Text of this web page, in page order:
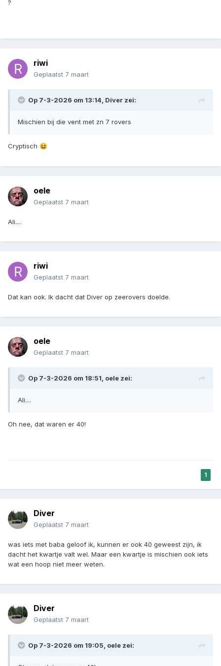
?
riwi
Geplaatst 7 maart
Op 7-3-2026 om 13:14, Diver zei:
Mischien bij die vent met zn 7 rovers
Cryptisch 😆
oele
Geplaatst 7 maart
Ali....
riwi
Geplaatst 7 maart
Dat kan ook. Ik dacht dat Diver op zeerovers doelde.
oele
Geplaatst 7 maart
Op 7-3-2026 om 18:51, oele zei:
Ali....
Oh nee, dat waren er 40!
1
Diver
Geplaatst 7 maart
was iets met baba geloof ik, kunnen er ook 40 geweest zijn, ik
dacht het kwartje valt wel. Maar een kwartje is mischien ook iets
wat een hoop niet meer weten.
Diver
Geplaatst 7 maart
Op 7-3-2026 om 19:05, oele zei: